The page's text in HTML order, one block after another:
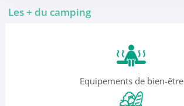
Les + du camping
Equipements de bien-être